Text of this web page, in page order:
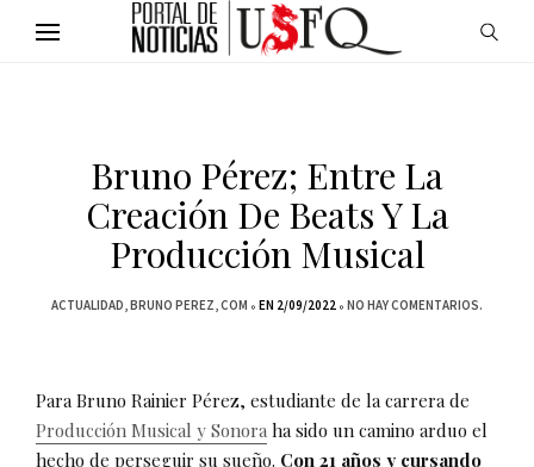
Bruno Pérez; Entre La
Creación De Beats Y La
Producción Musical
ACTUALIDAD BRUNO PEREZ COM EN 2/09/2022 NO HAY COMENTARIOS.
Para Bruno Rainier Pérez, estudiante de la carrera de
Producción Musical y Sonora ha sido un camino arduo el
hecho de perseguir su sueño. Con 21 años y cursando